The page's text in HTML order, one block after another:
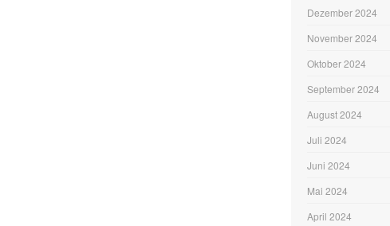
Dezember 2024
November 2024
Oktober 2024
September 2024
August 2024
Juli 2024
Juni 2024
Mai 2024
April 2024